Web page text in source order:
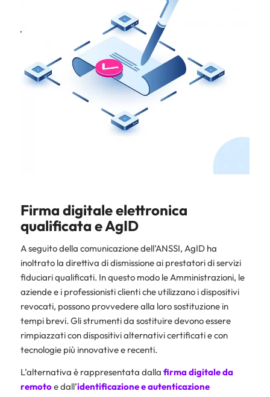
Firma digitale elettronica
qualificata e AgID
A seguito della comunicazione dell’ANSSI, AgID ha
inoltrato la direttiva di dismissione ai prestatori di servizi
fiduciari qualificati. In questo modo le Amministrazioni, le
aziende e i professionisti clienti che utilizzano i dispositivi
revocati, possono provvedere alla loro sostituzione in
tempi brevi. Gli strumenti da sostituire devono essere
rimpiazzati con dispositivi alternativi certificati e con
tecnologie più innovative e recenti.
L’alternativa è rappresentata dalla firma digitale da
remotoe dall’identificazione e autenticazione